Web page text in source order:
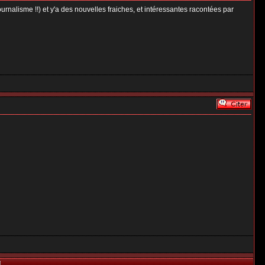
!!) et y'a des nouvelles fraiches, et intéressantes racontées par